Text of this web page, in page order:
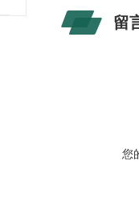
留
您